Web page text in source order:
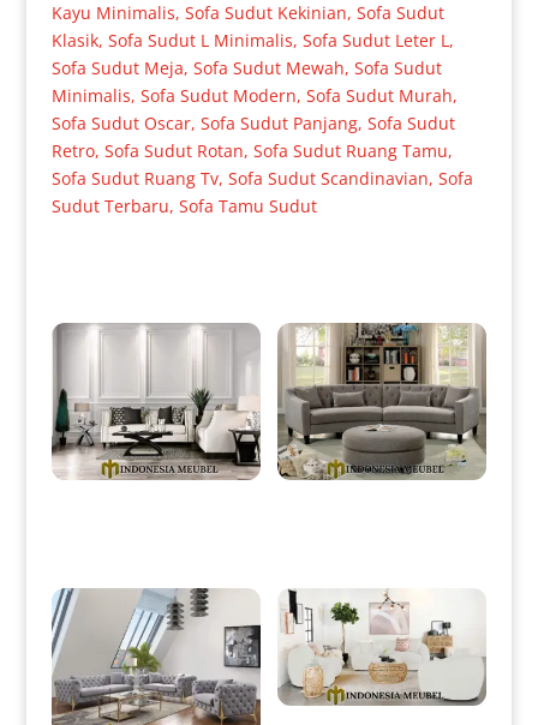
Kayu Minimalis, Sofa Sudut Kekinian, Sofa Sudut
Klasik, Sofa Sudut L Minimalis, Sofa Sudut Leter L,
Sofa Sudut Meja, Sofa Sudut Mewah, Sofa Sudut
Minimalis, Sofa Sudut Modern, Sofa Sudut Murah,
Sofa Sudut Oscar, Sofa Sudut Panjang, Sofa Sudut
Retro, Sofa Sudut Rotan, Sofa Sudut Ruang Tamu,
Sofa Sudut Ruang Tv, Sofa Sudut Scandinavian, Sofa
Sudut Terbaru, Sofa Tamu Sudut